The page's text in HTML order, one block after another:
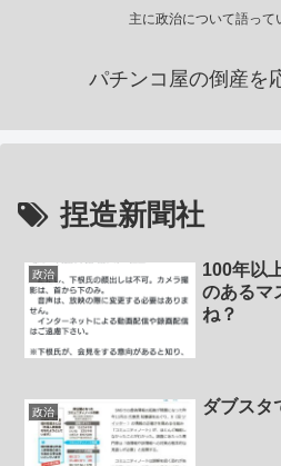
主に政治について語って
パチンコ屋の倒産を
捏造新聞社
政治
100年以
のあるマ
ね？
政治 ダブスタ